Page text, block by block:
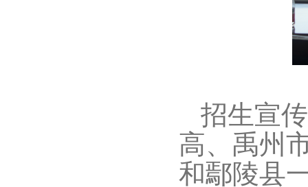
招生宣
高、 禹州
和鄢陵县